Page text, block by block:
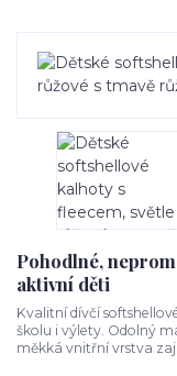
Pohodlné,
aktivní děti
Kvalitní dívčí
školu i výlety. Odolný
měkká vnitřní vrstva